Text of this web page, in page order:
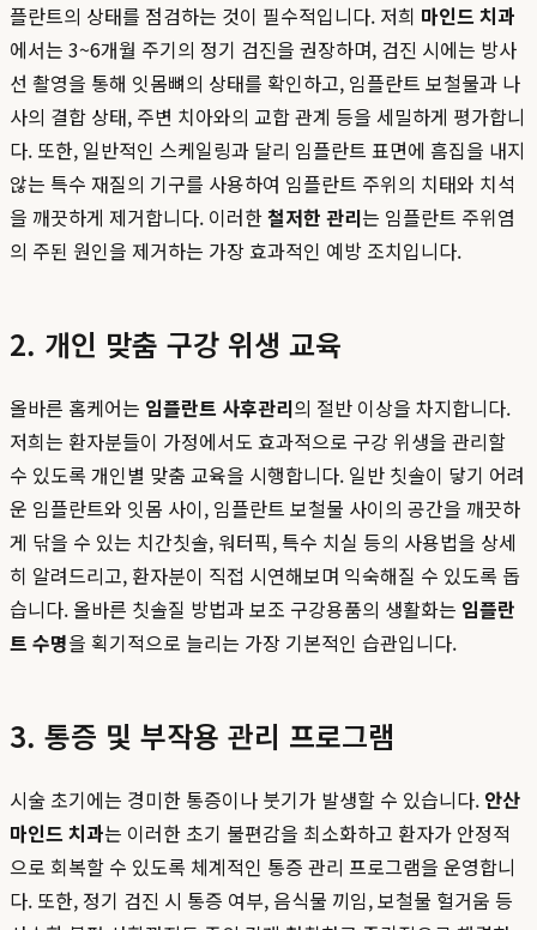
플란트의 상태를 점검하는 것이 필수적입니다. 저희 마인드 치과
에서는 3~6개월 주기의 정기 검진을 권장하며, 검진 시에는 방사
선 촬영을 통해 잇몸뼈의 상태를 확인하고, 임플란트 보철물과 나
사의 결합 상태, 주변 치아와의 교합 관계 등을 세밀하게 평가합니
다. 또한, 일반적인 스케일링과 달리 임플란트 표면에 흠집을 내지
않는 특수 재질의 기구를 사용하여 임플란트 주위의 치태와 치석
을 깨끗하게 제거합니다. 이러한철저한 관리는 임플란트 주위염
의 주된 원인을 제거하는 가장 효과적인 예방 조치입니다.
2. 개인 맞춤 구강 위생 교육
올바른 홈케어는 임플란트 사후관리의 절반 이상을 차지합니다.
저희는 환자분들이 가정에서도 효과적으로 구강 위생을 관리할
수 있도록 개인별 맞춤 교육을 시행합니다. 일반 칫솔이 닿기 어려
운 임플란트와 잇몸 사이, 임플란트 보철물 사이의 공간을 깨끗하
게 닦을 수 있는 치간칫솔, 워터픽, 특수 치실 등의 사용법을 상세
히 알려드리고, 환자분이 직접 시연해보며 익숙해질 수 있도록 돕
습니다. 올바른 칫솔질 방법과 보조 구강용품의 생활화는 임플란
트 수명을 획기적으로 늘리는 가장 기본적인 습관입니다.
3. 통증 및 부작용 관리 프로그램
시술 초기에는 경미한 통증이나 붓기가 발생할 수 있습니다. 안산
마인드 치과는 이러한 초기 불편감을 최소화하고 환자가 안정적
으로 회복할 수 있도록 체계적인 통증 관리 프로그램을 운영합니
다. 또한, 정기 검진 시 통증 여부, 음식물 끼임, 보철물 헐거움 등